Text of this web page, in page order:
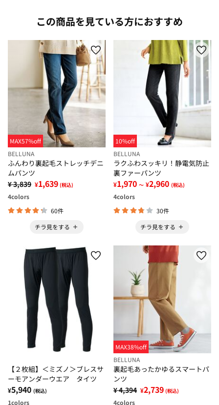
この商品を見ている方におすすめ
MAX57%off
BELLUNA
ふんわり裏起毛ストレッチデニ
ムパンツ
¥ 3,839 ¥1,639 (税込)
4colors
60件
チラ見をする
10%off
BELLUNA
ラクふわスッキリ！静電気防止
裏ファーパンツ
¥1,970 ～ ¥2,960 (税込)
4colors
30件
チラ見をする
【２枚組】＜ミズノ＞ブレスサ
ーモアンダーウエア タイツ
¥5,940 (税込)
1colors
MAX38%off
BELLUNA
裏起毛あったかゆるスマートパ
ンツ
¥ 4,394 ¥2,739 (税込)
4colors